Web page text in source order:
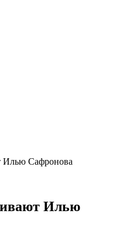
Илью Сафронова
Илью